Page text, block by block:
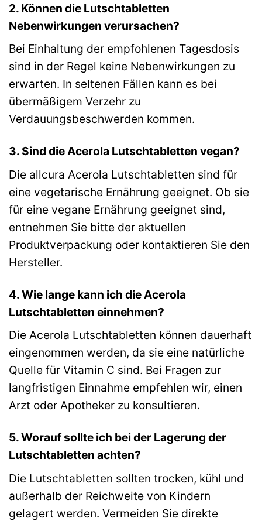
2. Können die Lutschtabletten
Nebenwirkungen verursachen?
Bei Einhaltung der empfohlenen Tagesdosis
sind in der Regel keine Nebenwirkungen zu
erwarten. In seltenen Fällen kann es bei
übermäßigem Verzehr zu
Verdauungsbeschwerden kommen.
3. Sind die Acerola Lutschtabletten vegan?
Die allcura Acerola Lutschtabletten sind für
eine vegetarische Ernährung geeignet. Ob sie
für eine vegane Ernährung geeignet sind,
entnehmen Sie bitte der aktuellen
Produktverpackung oder kontaktieren Sie den
Hersteller.
4. Wie lange kann ich die Acerola
Lutschtabletten einnehmen?
Die Acerola Lutschtabletten können dauerhaft
eingenommen werden, da sie eine natürliche
Quelle für Vitamin C sind. Bei Fragen zur
langfristigen Einnahme empfehlen wir, einen
Arzt oder Apotheker zu konsultieren.
5. Worauf sollte ich bei der Lagerung der
Lutschtabletten achten?
Die Lutschtabletten sollten trocken, kühl und
außerhalb der Reichweite von Kindern
gelagert werden. Vermeiden Sie direkte